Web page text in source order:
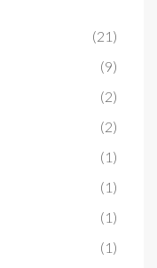
(21)
(9)
(2)
(2)
(1)
(1)
(1)
(1)